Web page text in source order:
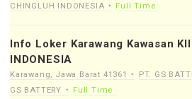
CHINGLUH INDONESIA
Full Time
Info Loker Karawang Kawasan
INDONESIA
Karawang, Jawa Barat 41361
PT. GS
GS BATTERY
Full Time